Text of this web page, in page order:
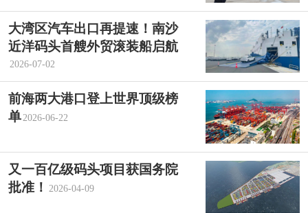
大湾区汽车出口再提速！南沙
近洋码头首艘外贸滚装船启航
2026-07-02
前海两大港口登上世界顶级榜
单2026-06-22
又一百亿级码头项目获国务院
批准！
2026-04-09